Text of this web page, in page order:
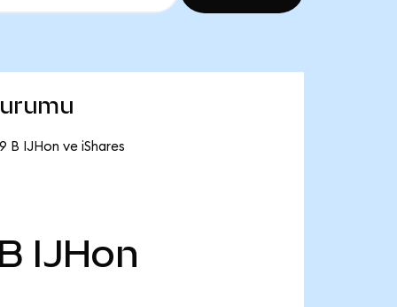
B IJHon ve iShares
IJHon